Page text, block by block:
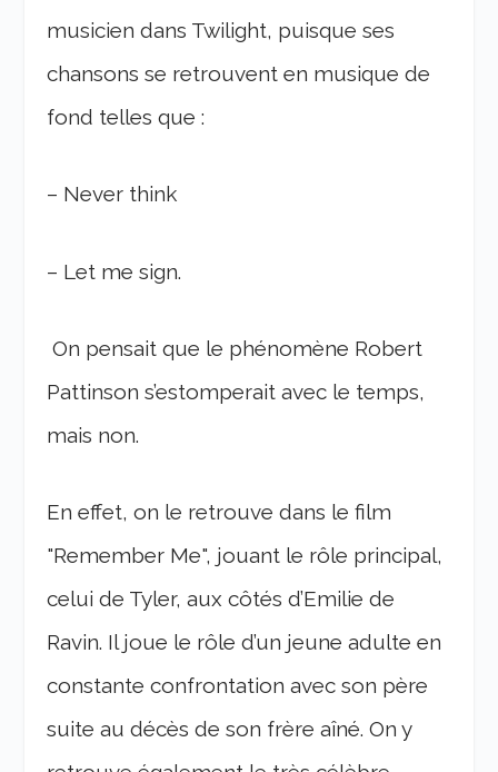
musicien dans Twilight, puisque ses
chansons se retrouvent en musique de
fond telles que :
– Never think
– Let me sign.
On pensait que le phénomène Robert
Pattinson s’estomperait avec le temps,
mais non.
En effet, on le retrouve dans le film
"Remember Me", jouant le rôle principal,
celui de Tyler, aux côtés d’Emilie de
Ravin. Il joue le rôle d’un jeune adulte en
constante confrontation avec son père
suite au décès de son frère aîné. On y